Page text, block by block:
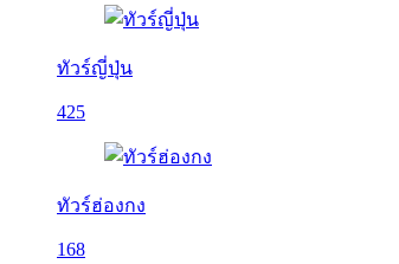
ทัวร์ญี่ปุ่น
425
ทัวร์ฮ่องกง
168